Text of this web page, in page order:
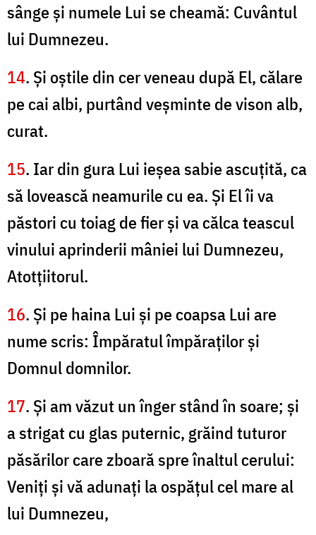
sânge şi numele Lui se cheamă: Cuvântul
lui Dumnezeu.
14. Şi oştile din cer veneau după El, călare
pe cai albi, purtând veşminte de vison alb,
curat.
15. Iar din gura Lui ieşea sabie ascuţită, ca
să lovească neamurile cu ea. Şi El îi va
păstori cu toiag de fier şi va călca teascul
vinului aprinderii mâniei lui Dumnezeu,
Atotţiitorul.
16. Şi pe haina Lui şi pe coapsa Lui are
nume scris: Împăratul împăraţilor şi
Domnul domnilor.
17. Şi am văzut un înger stând în soare; şi
a strigat cu glas puternic, grăind tuturor
păsărilor care zboară spre înaltul cerului:
Veniţi şi vă adunaţi la ospăţul cel mare al
lui Dumnezeu,